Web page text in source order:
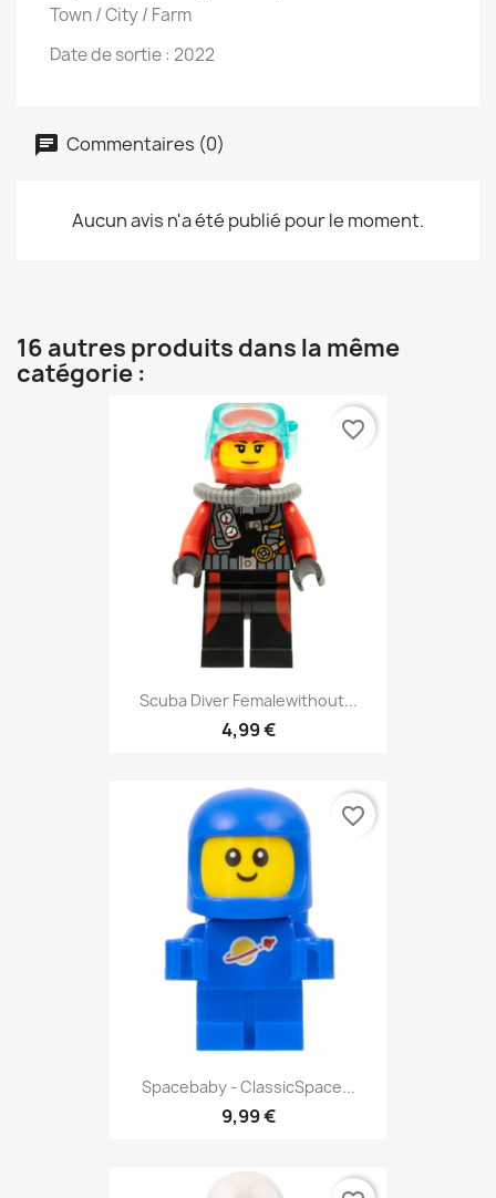
Town / City / Farm
Date de sortie : 2022
Commentaires (0)
Aucun avis n'a été publié pour le moment.
16 autres produits dans la même
catégorie :
Scuba Diver Femalewithout...
4,99 €
favorite_border
Spacebaby - ClassicSpace...
9,99 €
favorite_border